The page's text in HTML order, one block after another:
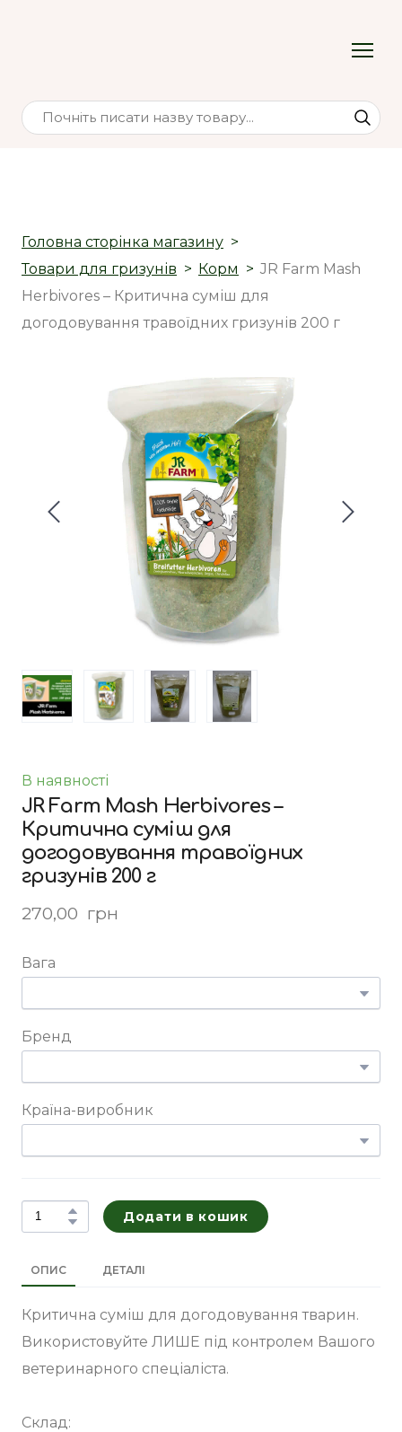
Головна сторінка магазину
Товари для гризунів
Корм
JR Farm Mash
Herbivores – Критична суміш для
догодовування травоїдних гризунів 200 г
В наявності
JR Farm Mash Herbivores –
Критична суміш для
догодовування травоїдних
гризунів 200 г
270,00  грн
Вага
Бренд
Країна-виробник
Додати в кошик
ОПИС ДЕТАЛІ
Критична суміш для догодовування тварин.
Використовуйте ЛИШЕ під контролем Вашого
ветеринарного спеціаліста.
Склад: